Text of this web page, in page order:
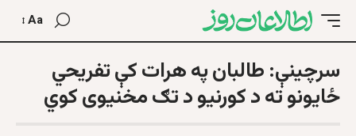
Aa
سرچينې: طالبان په هرات کې تفريحي
ځايونو ته د کورنيو د تګ مخنيوی کوي